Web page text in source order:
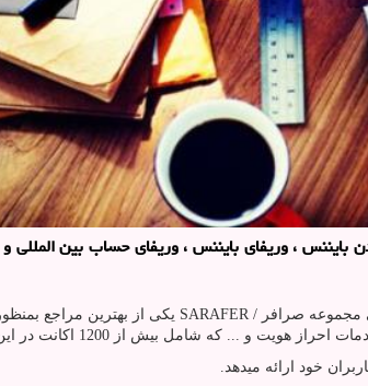
، وریفای بایننس ، وریفای حساب بین المللی و
مجموعه صرافر /
SARAFER یکی از بهترین مراجع
بیش از 1200 اکانت در این مجموعه میباشد بپردازیم .
خود ارائه میدهد.